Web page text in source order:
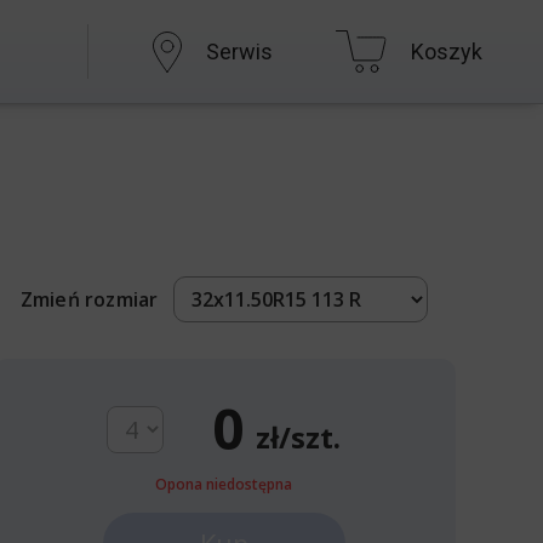
Serwis Koszyk
Zmień rozmiar
0 zł/szt.
Opona niedostępna